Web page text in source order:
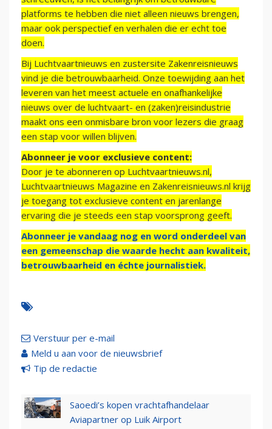
platforms te hebben die niet alleen nieuws brengen,
maar ook perspectief en verhalen die er echt toe
doen.
Bij Luchtvaartnieuws en zustersite Zakenreisnieuws
vind je die betrouwbaarheid. Onze toewijding aan het
leveren van het meest actuele en onafhankelijke
nieuws over de luchtvaart- en (zaken)reisindustrie
maakt ons een onmisbare bron voor lezers die graag
een stap voor willen blijven.
Abonneer je voor exclusieve content:
Door je te abonneren op Luchtvaartnieuws.nl,
Luchtvaartnieuws Magazine en Zakenreisnieuws.nl krijg
je toegang tot exclusieve content en jarenlange
ervaring die je steeds een stap voorsprong geeft.
Abonneer je vandaag nog en word onderdeel van
een gemeenschap die waarde hecht aan kwaliteit,
betrouwbaarheid en échte journalistiek.
Verstuur per e-mail
Meld u aan voor de nieuwsbrief
Tip de redactie
Saoedi’s kopen vrachtafhandelaar
Aviapartner op Luik Airport